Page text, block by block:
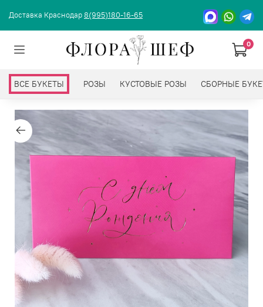
Доставка Краснодар8(995)180-16-65
0
ВСЕ БУКЕТЫ РОЗЫ КУСТОВЫЕ РОЗЫ СБОРНЫЕ